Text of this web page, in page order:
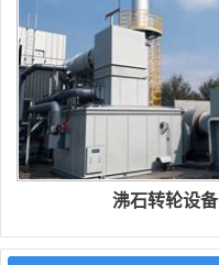
沸石转轮设备